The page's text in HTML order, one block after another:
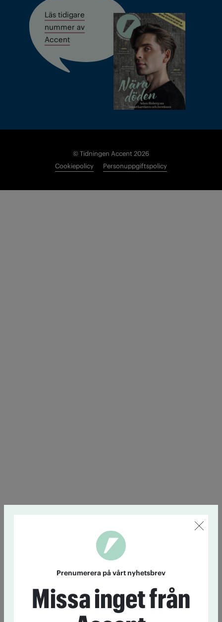
Läs tidigare
nummer av
Accent
© Tidningen Accent 2026
Cookiepolicy
Personuppgiftspolicy
Prenumerera på vårt nyhetsbrev
Missa inget från